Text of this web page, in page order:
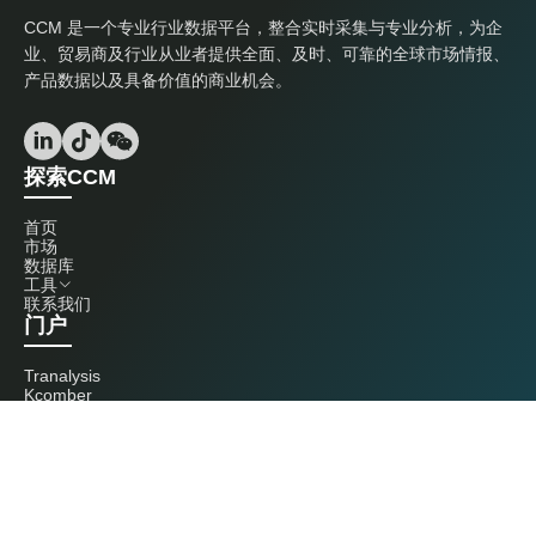
CCM 是一个专业行业数据平台，整合实时采集与专业分析，为企
业、贸易商及行业从业者提供全面、及时、可靠的全球市场情报、
产品数据以及具备价值的商业机会。
探索CCM
首页
市场
数据库
工具
联系我们
门户
Tranalysis
Kcomber